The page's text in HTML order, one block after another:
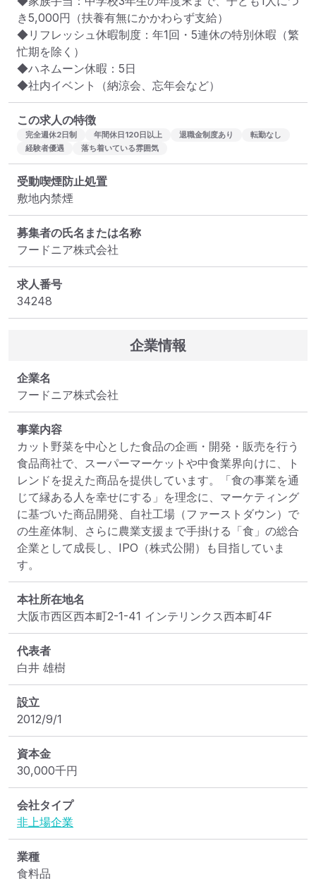
き5,000円（扶養有無にかかわらず支給）
◆リフレッシュ休暇制度：年1回・5連休の特別休暇（繁
忙期を除く）
◆ハネムーン休暇：5日
◆社内イベント（納涼会、忘年会など）
この求人の特徴
完全週休2日制 年間休日120日以上 退職金制度あり
転勤なし
経験者優遇
落ち着いている雰囲気
受動喫煙防止処置
敷地内禁煙
募集者の氏名または名称
フードニア株式会社
求人番号
34248
企業情報
企業名
フードニア株式会社
事業内容
カット野菜を中心とした食品の企画・開発・販売を行う
食品商社で、スーパーマーケットや中食業界向けに、ト
レンドを捉えた商品を提供しています。「食の事業を通
じて縁ある人を幸せにする」を理念に、マーケティング
に基づいた商品開発、自社工場（ファーストダウン）で
の生産体制、さらに農業支援まで手掛ける「食」の総合
企業として成長し、IPO（株式公開）も目指していま
す。
本社所在地名
大阪市西区西本町2-1-41 インテリンクス西本町4F
代表者
白井 雄樹
設立
2012/9/1
資本金
30,000千円
会社タイプ
非上場企業
業種
食料品